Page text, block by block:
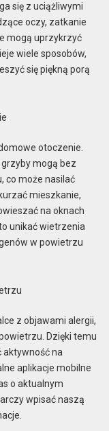
się z uciążliwymi
oczy, zatkanie
mogą uprzykrzyć
wiele sposobów,
się piękną porą
otoczenie.
mogą bez
co może nasilać
mieszkanie,
na oknach
unikać wietrzenia
w powietrzu
z objawami alergii,
Dzięki temu
aktywność na
aplikacje mobilne
o aktualnym
wpisać naszą